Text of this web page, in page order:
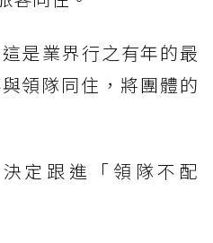
是業界行之有年的最
領隊同住，將團體的
定跟進「領隊不配